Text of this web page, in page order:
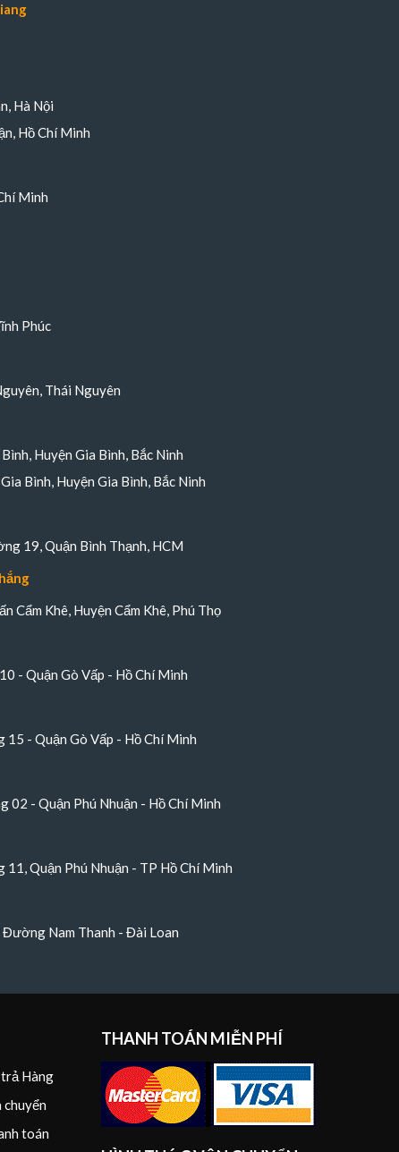
Hà Nội
Hồ Chí Minh
Minh
Phúc
Thái Nguyên
Huyện Gia Bình, Bắc Ninh
Bình, Huyện Gia Bình, Bắc Ninh
19, Quận Bình Thạnh, HCM
Cẩm Khê, Huyện Cẩm Khê, Phú Thọ
- Quận Gò Vấp - Hồ Chí Minh
- Quận Gò Vấp - Hồ Chí Minh
- Quận Phú Nhuận - Hồ Chí Minh
Quận Phú Nhuận - TP Hồ Chí Minh
Nam Thanh - Đài Loan
trả Hàng
chuyển
toán
THANH TOÁN MIỄN PHÍ